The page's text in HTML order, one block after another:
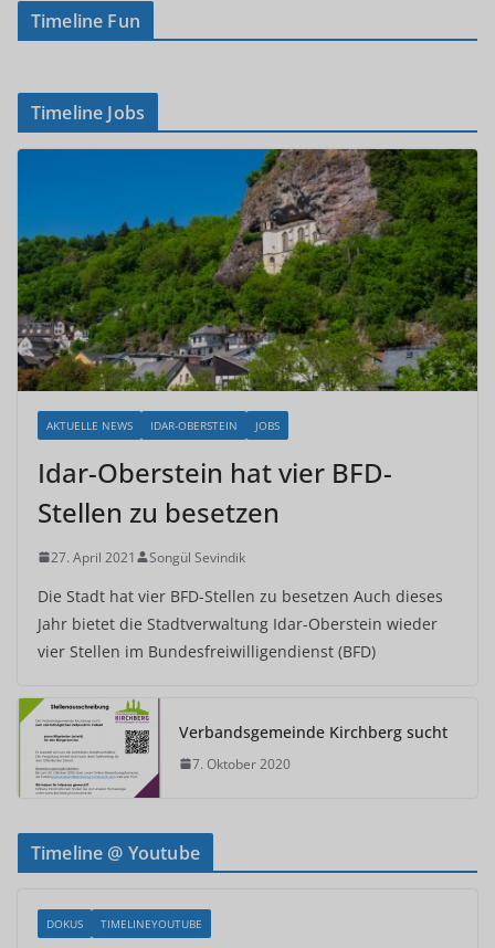
Timeline Fun
Timeline Jobs
AKTUELLE NEWS IDAR-OBERSTEIN JOBS
Idar-Oberstein hat vier BFD-
Stellen zu besetzen
27. April 2021 Songül Sevindik
Die Stadt hat vier BFD-Stellen zu besetzen Auch dieses
Jahr bietet die Stadtverwaltung Idar-Oberstein wieder
vier Stellen im Bundesfreiwilligendienst (BFD)
Verbandsgemeinde Kirchberg sucht
7. Oktober 2020
Timeline @ Youtube
DOKUS TIMELINEYOUTUBE